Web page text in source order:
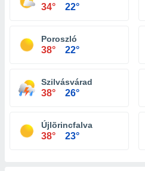
34° 22°
Poroszló
38° 22°
Szilvásvárad
38° 26°
Újlõrincfalva
38° 23°